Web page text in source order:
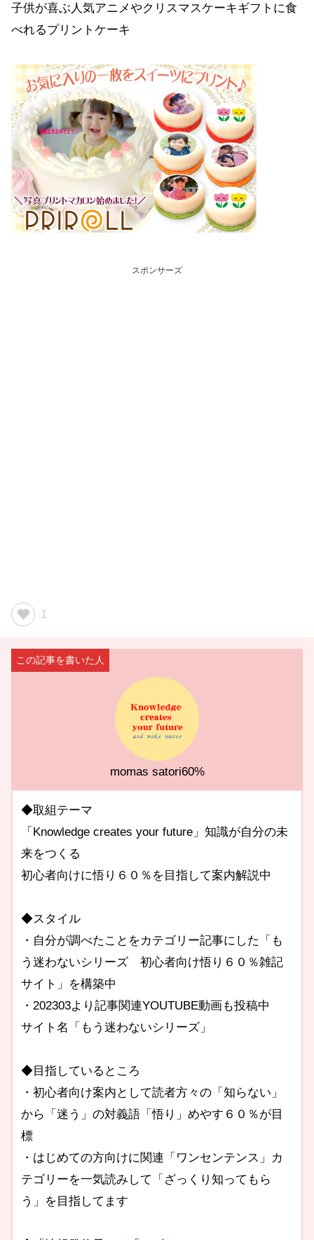
子供が喜ぶ人気アニメやクリスマスケーキギフトに食
べれるプリントケーキ
スポンサーズ
1
momas satori60%
◆取組テーマ
「Knowledge creates your future」知識が自分の未
来をつくる
初心者向けに悟り６０％を目指して案内解説中
◆スタイル
・自分が調べたことをカテゴリー記事にした「も
う迷わないシリーズ 初心者向け悟り６０％雑記
サイト」を構築中
・202303より記事関連YOUTUBE動画も投稿中
サイト名「もう迷わないシリーズ」
◆目指しているところ
・初心者向け案内として読者方々の「知らない」
から「迷う」の対義語「悟り」めやす６０％が目
標
・はじめての方向けに関連「ワンセンテンス」カ
テゴリーを一気読みして「ざっくり知ってもら
う」を目指してます